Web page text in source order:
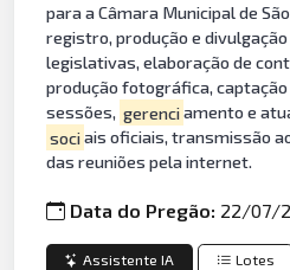
para a Câmara Municipal de
registro, produção e
legislativas, elaboração de
produção fotográfica, captação
sessões, gerenciamento e
sociais oficiais, transmissão
das reuniões pela internet.
Data do Pregão: 22/07/
Assistente IA Lotes